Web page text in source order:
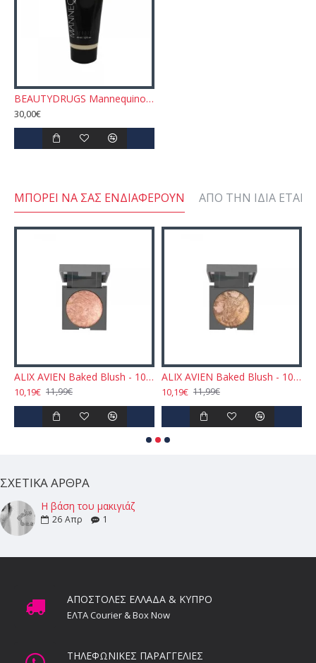
BEAUTYDRUGS Mannequino Foundation N.1 30ml
30,00€
ΜΠΟΡΕΊ ΝΑ ΣΑΣ ΕΝΔΙΑΦΈΡΟΥΝ ΑΠΌ ΤΗΝ ΊΔΙΑ
ALIX AVIEN Baked Blush - 103 Sparkling Cinnamon 11gr
10,19€ 11,99€
ALIX AVIEN Baked Blush - 104 Dazzling Chocolate 11gr
10,19€ 11,99€
ΣΧΕΤΙΚΆ ΆΡΘΡΑ
Η βάση του μακιγιάζ
26 Απρ 1
ΑΠΟΣΤΟΛΕΣ ΕΛΛΑΔΑ & ΚΥΠΡΟ
ΕΛΤΑ Courier & Box Now
ΤΗΛΕΦΩΝΙΚΕΣ ΠΑΡΑΓΓΕΛΙΕΣ